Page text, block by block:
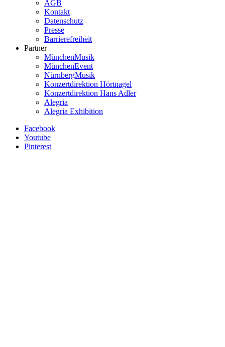
AGB
Kontakt
Datenschutz
Presse
Barrierefreiheit
Partner
MünchenMusik
MünchenEvent
NürnbergMusik
Konzertdirektion Hörtnagel
Konzertdirektion Hans Adler
Alegria
Alegria Exhibition
Facebook
Youtube
Pinterest